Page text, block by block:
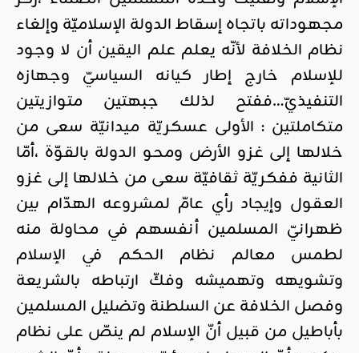
مجهوداته باتجاه إسقاط الدولة الإسلاميّة وإلغاء
نظام الخلافة لأنّه يعلم علم اليقين أن لا وجود
للإسلام خارج إطار كيانه السياسيّ وجهازه
التنفيذيّ…ففتح لذلك جبهتين متوازيتين
متكاملتين : الأولى عسكريّة ميدانيّة سعى من
خلالها إلى غزو الأرض ومحو الدولة بالقوّة ،أمّا
الثانية ففكريّة ثقافيّة سعى من خلالها إلى غزو
العقول وإيجاد رأي عامّ لمشروعه الهدّام بين
ظهرانيّ المسلمين أنفسهم في محاولة منه
لطمس معالم نظام الحكم في الإسلام
وتشويهه وتهميشه وفكّ ارتباطه بالشريعة
وفصل الخلافة عن السلطنة وتضليل المسلمين
بأباطيل من قبيل أنّ الإسلام لم ينصّ على نظام